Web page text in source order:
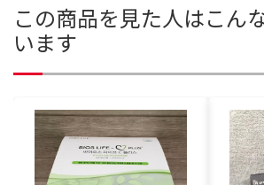
この商品を見た人はこん
います